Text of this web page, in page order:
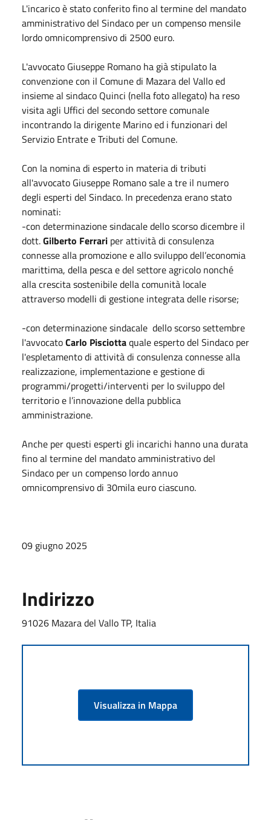
L'incarico è stato conferito fino al termine del mandato
amministrativo del Sindaco per un compenso mensile
lordo omnicomprensivo di 2500 euro.
L'avvocato Giuseppe Romano ha già stipulato la
convenzione con il Comune di Mazara del Vallo ed
insieme al sindaco Quinci (nella foto allegato) ha reso
visita agli Uffici del secondo settore comunale
incontrando la dirigente Marino ed i funzionari del
Servizio Entrate e Tributi del Comune.
Con la nomina di esperto in materia di tributi
all'avvocato Giuseppe Romano sale a tre il numero
degli esperti del Sindaco. In precedenza erano stato
nominati:
-con determinazione sindacale dello scorso dicembre il
dott.Gilberto Ferrari per attività di consulenza
connesse alla promozione e allo sviluppo dell’economia
marittima, della pesca e del settore agricolo nonché
alla crescita sostenibile della comunità locale
attraverso modelli di gestione integrata delle risorse;
-con determinazione sindacale dello scorso settembre
l'avvocatoCarlo Pisciottaquale esperto del Sindaco per
l'espletamento di attività di consulenza connesse alla
realizzazione, implementazione e gestione di
programmi/progetti/interventi per lo sviluppo del
territorio e l’innovazione della pubblica
amministrazione.
Anche per questi esperti gli incarichi hanno una durata
fino al termine del mandato amministrativo del
Sindaco per un compenso lordo annuo
omnicomprensivo di 30mila euro ciascuno.
09 giugno 2025
Indirizzo
91026 Mazara del Vallo TP, Italia
Visualizza in Mappa